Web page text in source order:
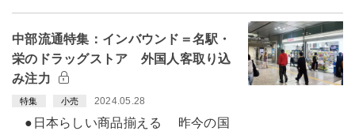
中部流通特集：インバウンド＝名駅・
栄のドラッグストア 外国人客取り込
み注力
特集 小売 2024.05.28
●日本らしい商品揃える 昨今の国